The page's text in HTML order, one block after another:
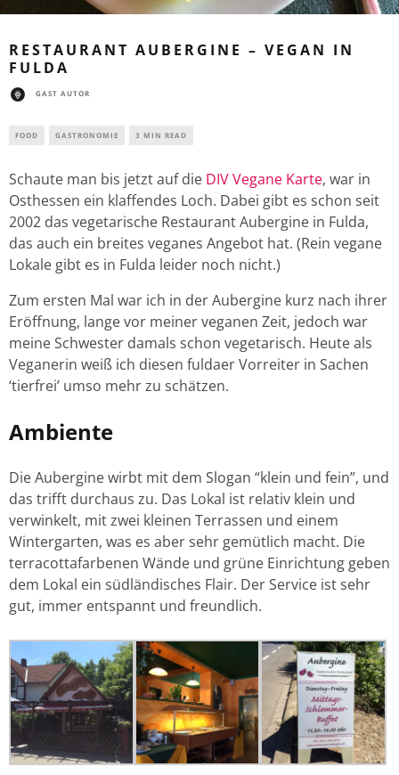
RESTAURANT AUBERGINE – VEGAN IN
FULDA
GAST AUTOR
FOOD GASTRONOMIE 3 MIN READ
Schaute man bis jetzt auf die DIV Vegane Karte, war in
Osthessen ein klaffendes Loch. Dabei gibt es schon seit
2002 das vegetarische Restaurant Aubergine in Fulda,
das auch ein breites veganes Angebot hat. (Rein vegane
Lokale gibt es in Fulda leider noch nicht.)
Zum ersten Mal war ich in der Aubergine kurz nach ihrer
Eröffnung, lange vor meiner veganen Zeit, jedoch war
meine Schwester damals schon vegetarisch. Heute als
Veganerin weiß ich diesen fuldaer Vorreiter in Sachen
‘tierfrei’ umso mehr zu schätzen.
Ambiente
Die Aubergine wirbt mit dem Slogan “klein und fein”, und
das trifft durchaus zu. Das Lokal ist relativ klein und
verwinkelt, mit zwei kleinen Terrassen und einem
Wintergarten, was es aber sehr gemütlich macht. Die
terracottafarbenen Wände und grüne Einrichtung geben
dem Lokal ein südländisches Flair. Der Service ist sehr
gut, immer entspannt und freundlich.